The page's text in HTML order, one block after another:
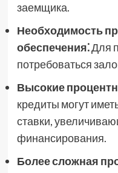
заемщика.
Необходимость
обеспечения⁚Для
потребоваться
Высокие
кредиты могут
ставки,
финансирования.
Более сложная